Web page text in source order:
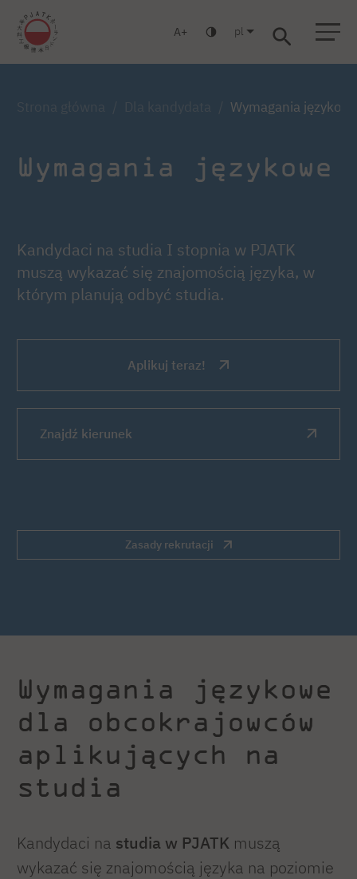
Warszawa Gdańsk Liceum Studia podyplomowe Studia MBA
A pl
Wymagania
Wymagania językowe
Kandydaci na studia I stopnia w PJATK
muszą wykazać się znajomością języka, w
którym planują odbyć studia.
Aplikuj teraz!
Znajdź kierunek
Zasady rekrutacji
Wymagania językowe
dla obcokrajowców
aplikujących na
studia
Kandydaci na studia w PJATK muszą
wykazać się znajomością języka na poziomie